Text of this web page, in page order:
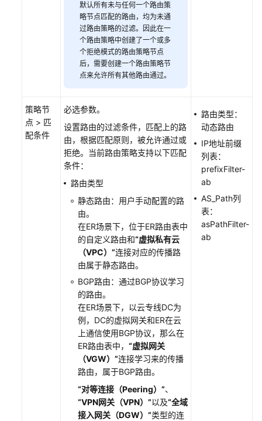
略
删
默认所有未与任何一个路由策
略节点匹配的路由，均为未通
过路由策略的过滤。因此在一
个路由策略中创建了一个或多
个拒绝模式的路由策略节点
后，需要创建一个路由策略节
点来允许所有其他路由通过。
策略节
点 > 匹
配条件
必选参数。
设置路由的过滤条件，匹配上的路
由，根据匹配原则，被允许通过或
拒绝。当前路由策略支持以下匹配
条件：
路由类型
静态路由：用户手动配置的路
由。
在ER场景下，位于ER路由表中
的自定义路由和“虚拟私有云
（VPC）”连接对应的传播路
由属于静态路由。
BGP路由：通过BGP协议学习
的路由。
在ER场景下，以云专线DC为
例，DC的虚拟网关和ER在云
上通信使用BGP协议，那么在
ER路由表中， “虚拟网关
（VGW）”连接学习来的传播
路由，属于BGP路由。
“对等连接（Peering）”、
“VPN网关（VPN）”以及“全域
接入网关（DGW）”类型的连
路由类型：
动态路由
IP地址前缀
列表：
prefixFilter-
ab
AS_Path列
表：
asPathFilter-
ab